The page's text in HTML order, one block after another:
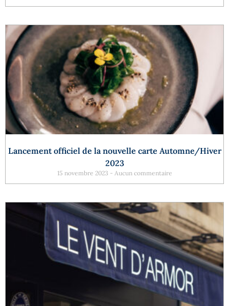
Lancement officiel de la nouvelle carte Automne/Hiver
2023
15 novembre 2023 Aucun commentaire